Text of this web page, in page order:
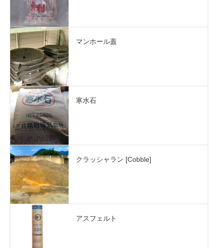
マンホール蓋
寒水石
クラッシャラン [Cobble]
アスフェルト